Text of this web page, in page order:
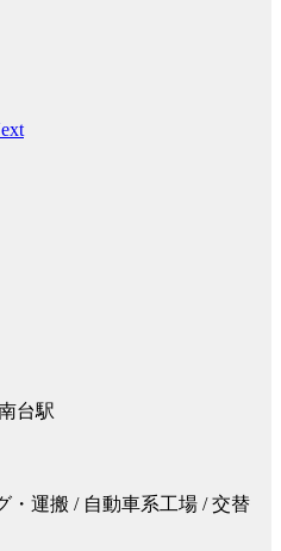
台駅
・運搬 / 自動車系工場 / 交替